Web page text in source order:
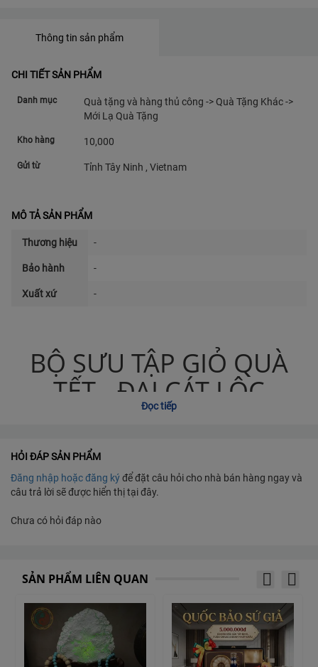
Thông tin sản phẩm
CHI TIẾT SẢN PHẨM
Danh mục
Quà tặng và hàng thủ công -> Quà Tặng Khác ->
Mới Lạ Quà Tặng
Kho hàng 10,000
Gửi từ Tỉnh Tây Ninh , Vietnam
MÔ TẢ SẢN PHẨM
Thương hiệu -
Bảo hành -
Xuất xứ -
BỘ SƯU TẬP GIỎ QUÀ
TẾT - ĐẠI CÁT LỘC
Thông tin sản phẩm:
trưng, thơm ngon
Tên sản phẩm
Đọc tiếp
HỎI ĐÁP SẢN PHẨM
Đăng nhập hoặc đăng kýđể đặt câu hỏi cho nhà bán hàng ngay và
câu trả lời sẽ được hiển thị tại đây.
Chưa có hỏi đáp nào
SẢN PHẨM LIÊN QUAN